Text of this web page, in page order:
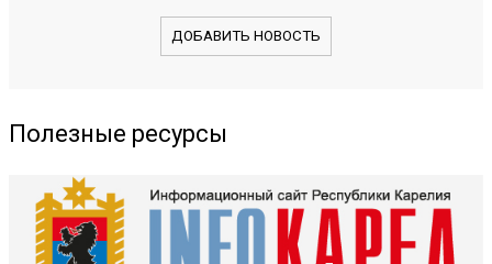
ДОБАВИТЬ НОВОСТЬ
Полезные ресурсы